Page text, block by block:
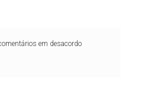
em desacordo